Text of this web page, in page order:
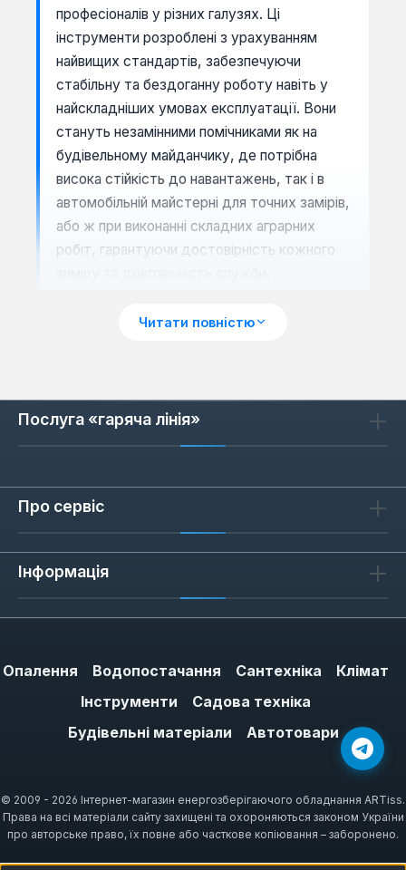
професіоналів у різних галузях. Ці
інструменти розроблені з урахуванням
найвищих стандартів, забезпечуючи
стабільну та бездоганну роботу навіть у
найскладніших умовах експлуатації. Вони
стануть незамінними помічниками як на
будівельному майданчику, де потрібна
висока стійкість до навантажень, так і в
автомобільній майстерні для точних замірів,
або ж при виконанні складних аграрних
робіт, гарантуючи достовірність кожного
Чому King Tony обирають
King Tony є їхня виняткова міцність,
далекомір виготовляється з високоякісних
матеріалів, що забезпечують
неперевершену стійкість до ударів, корозії,
абразивного зносу та інтенсивного
щоденного використання. Корпуси
інструментів часто мають спеціальні
ковзанню, але й слугують додатковим
захистом від падінь та механічних
працюють бездоганно, надійно утримуючи
інструментам King Tony зберігати свою
функціональність, калібрування та точність
протягом багатьох років активної та
Читати повністю
Послуга «гаряча лінія»
Про сервіс
Інформація
Опалення Водопостачання Сантехніка
Клімат
Інструменти
Садова техніка
Будівельні матеріали
Автотовари
© 2009 - 2026 Інтернет-магазин енергозберігаючого обладнання ARTiss.
Права на всі матеріали сайту захищені та охороняються законом України
про авторське право, їх повне або часткове копіювання – заборонено.